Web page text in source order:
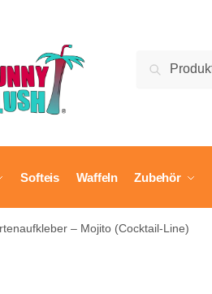
Suche
Softeis Waffeln Zubehör
– Mojito (Cocktail-Line)